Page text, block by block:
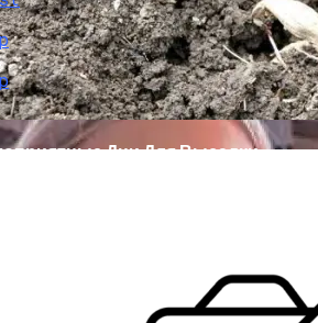
Плохо Греет Батарея
И Что Делать
В Области
Права: Как
И Как Устранить
Дни Для Высадки